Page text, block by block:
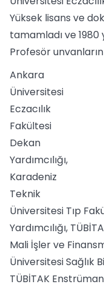
Yüksek lisans ve
tamamladı ve 1980
Profesör
Ankara
Üniversitesi
Eczacılık
Fakültesi
Dekan
Yardımcılığı,
Karadeniz
Teknik
Üniversitesi Tıp
Yardımcılığı,
Mali İşler ve
Üniversitesi Sağlık
TÜBİTAK